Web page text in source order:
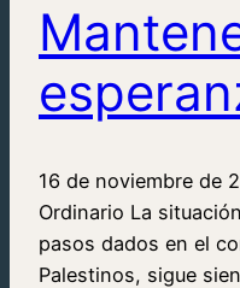
16 de noviembre de
Ordinario La
pasos dados en el
Palestinos, sigue